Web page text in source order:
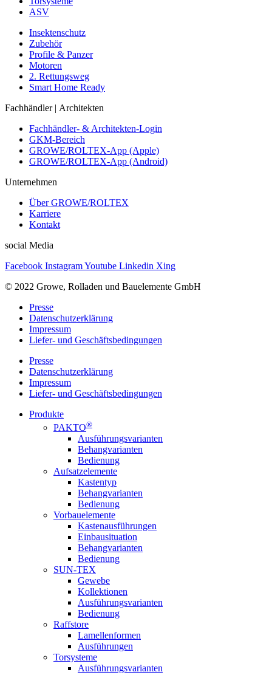
ASV
Insektenschutz
Zubehör
Profile & Panzer
Motoren
2. Rettungsweg
Smart Home Ready
Fachhändler | Architekten
Fachhändler- & Architekten-Login
GKM-Bereich
GROWE/ROLTEX-App (Apple)
GROWE/ROLTEX-App (Android)
Unternehmen
Über GROWE/ROLTEX
Karriere
Kontakt
social Media
Facebook InstagramYoutube Linkedin Xing
© 2022 Growe, Rolladen und Bauelemente GmbH
Presse
Datenschutzerklärung
Impressum
Liefer- und Geschäftsbedingungen
Presse
Datenschutzerklärung
Impressum
Liefer- und Geschäftsbedingungen
Produkte
PAKTO®
Ausführungsvarianten
Behangvarianten
Bedienung
Aufsatzelemente
Kastentyp
Behangvarianten
Bedienung
Vorbauelemente
Kastenausführungen
Einbausituation
Behangvarianten
Bedienung
SUN-TEX
Gewebe
Kollektionen
Ausführungsvarianten
Bedienung
Raffstore
Lamellenformen
Ausführungen
Torsysteme
Ausführungsvarianten